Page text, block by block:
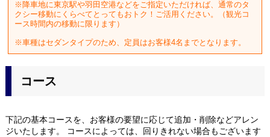
降車地に東京駅や羽田空港などをご指定いただければ、通常のタ
クシー移動にくらべてとってもおトク！ご活用ください。（観光コ
ース時間内の移動に限ります）
車種はセダンタイプのため、定員はお客様4名までとなります。
コース
下記の基本コースを、お客様の要望に応じて追加・削除などアレン
ジいたします。 コースによっては、回りきれない場合もございます